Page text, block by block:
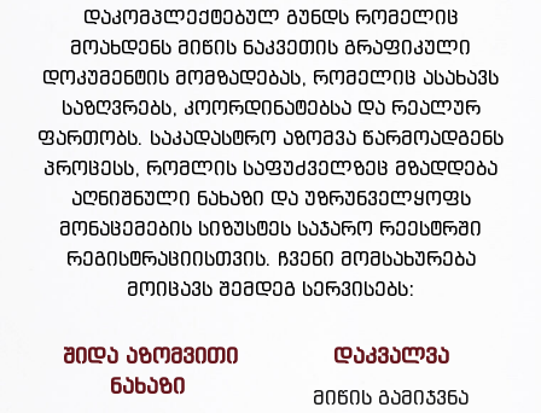
დაკომპლექტებულ გუნდს რომელიც
მოახდენს მიწის ნაკვეთის გრაფიკული
დოკუმენტის მომზადებას, რომელიც ასახავს
საზღვრებს, კოორდინატებსა და რეალურ
ფართობს. საკადასტრო აზომვა წარმოადგენს
პროცესს, რომლის საფუძველზეც მზადდება
აღნიშნული ნახაზი და უზრუნველყოფს
მონაცემების სიზუსტეს საჯარო რეესტრში
რეგისტრაციისთვის. ჩვენი მომსახურება
მოიცავს შემდეგ სერვისებს:
შიდა აზომვითი
ნახაზი
დაკვალვა
მიწის გამიჯვნა